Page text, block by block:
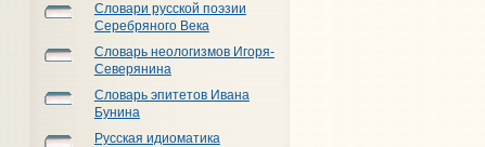
Словари русской поэзии
Серебряного Века
Словарь неологизмов Игоря-
Северянина
Словарь эпитетов Ивана
Бунина
Русская идиоматика